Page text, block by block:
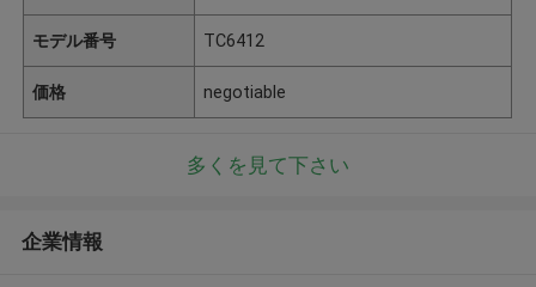
モデル番号 TC6412
価格 negotiable
多くを見て下さい
企業情報